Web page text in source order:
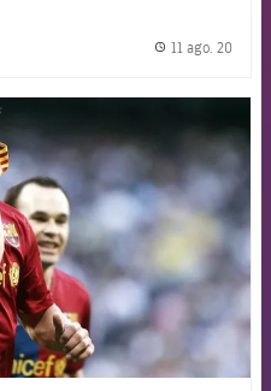
11 ago. 20
FCB Barcelona badge